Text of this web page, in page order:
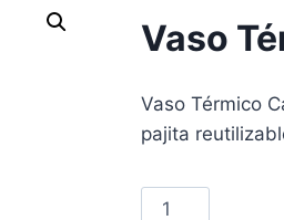
Vaso
Vaso Térmico
pajita